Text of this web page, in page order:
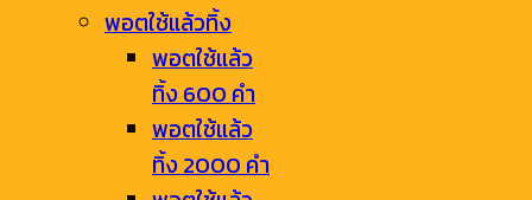
พอตใช้แล้วทิ้ง
พอตใช้แล้ว
ทิ้ง 600 คำ
พอตใช้แล้ว
ทิ้ง 2000 คำ